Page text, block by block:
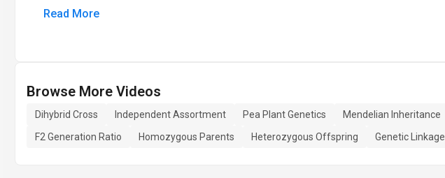
Read More
Browse More Videos
Dihybrid Cross Independent Assortment Pea Plant Genetics Mendelian Inheritance
F2 Generation Ratio
Homozygous Parents Heterozygous Offspring Genetic Linkage